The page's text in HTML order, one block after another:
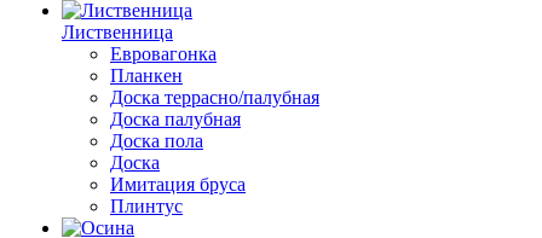
Лиственница
Евровагонка
Планкен
Доска террасно/палубная
Доска палубная
Доска пола
Доска
Имитация бруса
Плинтус